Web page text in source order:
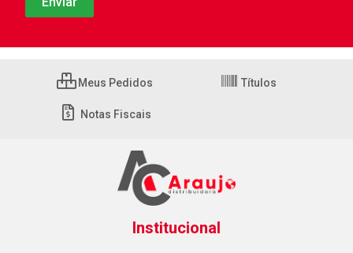
Meus Pedidos Títulos
Notas Fiscais
Institucional